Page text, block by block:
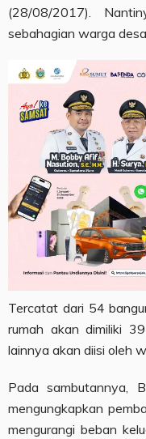
(28/08/2017).
sebahagian warga
Tercatat dari 54
rumah akan dimiliki
lainnya akan diisi oleh
Pada sambutannya,
mengungkapkan
mengurangi beban